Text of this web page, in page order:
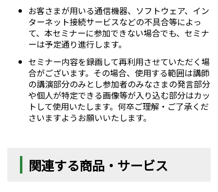
お客さまが用いる通信機器、ソフトウェア、イン
ターネット接続サービスなどの不具合等によっ
て、本セミナーに参加できない場合でも、セミナ
ーは予定通り進行します。
セミナー内容を録画して再利用させていただく場
合がございます。その場合、使用する範囲は講師
の講演部分のみとし参加者のみなさまの発言部分
や個人が特定できる画像等が入り込む部分はカッ
トして使用いたします。何卒ご理解・ご了承くだ
さいますようお願いいたします。
関連する商品・サービス